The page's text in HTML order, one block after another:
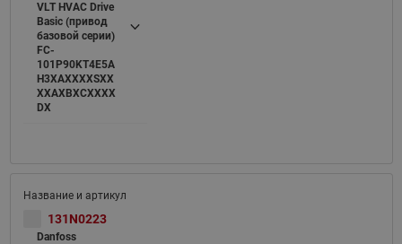
VLT HVAC Drive
Basic (привод
базовой серии)
FC-
101P90KT4E5A
H3XAXXXXSXX
XXAXBXCXXXX
DX
131N0223
Danfoss